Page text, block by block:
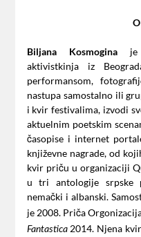
Biljana Kosmoginaje
aktivistkinja iz
performansom,
nastupa samostalno ili
i kvir festivalima, izvodi
aktuelnim poetskim
časopise i internet
književne nagrade, od
kvir priču u organizaciji
u tri antologije srpske
nemački i albanski.
je 2008. Priča
Fantastica2014. Njena